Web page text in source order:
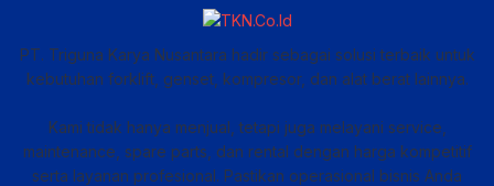
PT. Triguna Karya Nusantara hadir sebagai solusi terbaik untuk
kebutuhan forklift, genset, kompresor, dan alat berat lainnya.
Kami tidak hanya menjual, tetapi juga melayani service,
maintenance, spare parts, dan rental dengan harga kompetitif
serta layanan profesional. Pastikan operasional bisnis Anda